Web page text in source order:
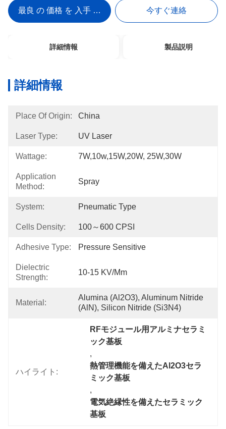
最良 の 価格 を 入手 する 今すぐ連絡
詳細情報 製品説明
詳細情報
Place Of Origin: China
Laser Type: UV Laser
Wattage: 7W,10w,15W,20W, 25W,30W
Application
Method:
Spray
System: Pneumatic Type
Cells Density: 100～600 CPSI
Adhesive Type: Pressure Sensitive
Dielectric
Strength:
10-15 KV/mm
Material:
Alumina (Al2O3), Aluminum Nitride
(AlN), Silicon Nitride (Si3N4)
ハイライト:
RFモジュール用アルミナセラミ
ック基板
,
熱管理機能を備えたAl2O3セラ
ミック基板
,
電気絶縁性を備えたセラミック
基板